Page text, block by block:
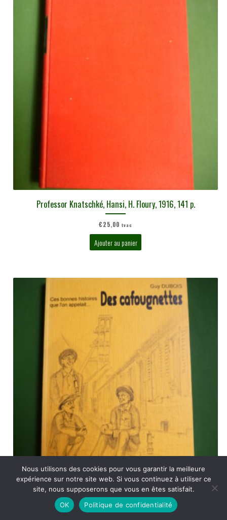
Professor Knatschké, Hansi, H. Floury, 1916, 141 p.
€25,00 tvac
Ajouter au panier
Ces bonnes histoires que l’on appelait… des cafougnettes, Guy
Dubois, auto-édition, 1993, 236 p.
Nous utilisons des cookies pour vous garantir la meilleure
expérience sur notre site web. Si vous continuez à utiliser ce
site, nous supposerons que vous en êtes satisfait.
OK
Politique de confidentialité